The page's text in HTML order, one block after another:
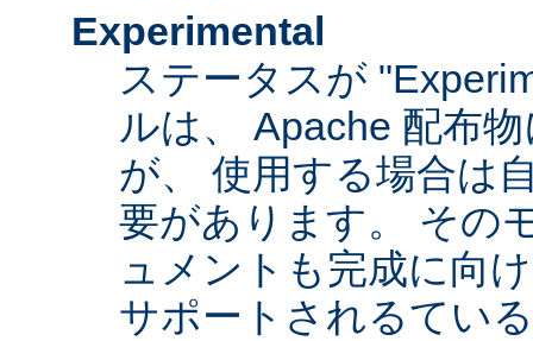
Experimental
ステータスが
ルは、 Apache 配布
が、 使用する場合は
要があります。 その
ュメントも完成に向
サポートされるてい